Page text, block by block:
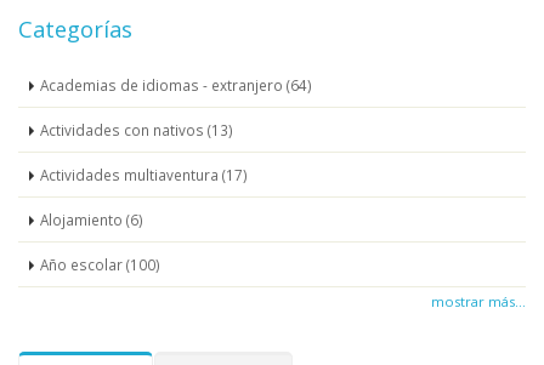
Categorías
Academias de idiomas - extranjero (64)
Actividades con nativos (13)
Actividades multiaventura (17)
Alojamiento (6)
Año escolar (100)
mostrar más...